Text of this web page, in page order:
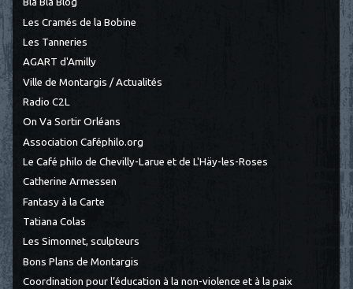
Les Cramés de la Bobine
Les Tanneries
AGART d'Amilly
Ville de Montargis / Actualités
Radio C2L
On Va Sortir Orléans
Association Caféphilo.org
Le Café philo de Chevilly-Larue et de L'Häy-les-Roses
Catherine Armessen
Fantasy à la Carte
Tatiana Colas
Les Simonnet, sculpteurs
Bons Plans de Montargis
Coordination pour l’éducation à la non-violence et à la paix